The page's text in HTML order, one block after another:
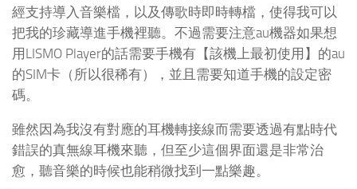
經支持導入音樂檔，以及傳歌時即時轉檔，使得我可以
把我的珍藏導進手機裡聽。不過需要注意au機器如果想
用LISMO Player的話需要手機有【該機上最初使用】的au
的SIM卡（所以很稀有），並且需要知道手機的設定密
碼。
雖然因為我沒有對應的耳機轉接線而需要透過有點時代
錯誤的真無線耳機來聽，但至少這個界面還是非常治
愈，聽音樂的時候也能稍微找到一點樂趣。